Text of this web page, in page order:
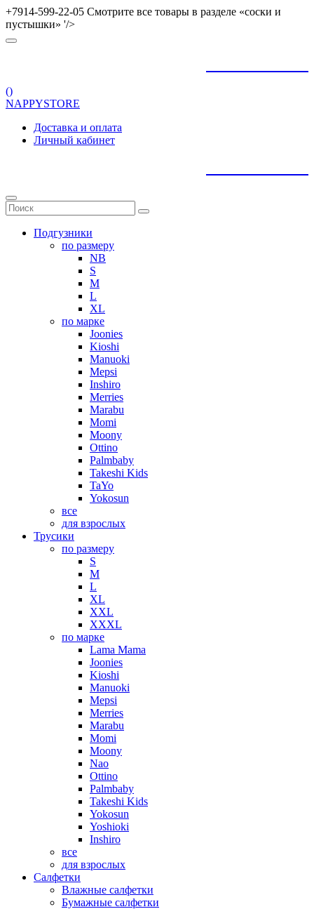
+7914-599-22-05 Смотрите все товары в разделе «соски и
пустышки» '/>
()
NAPPYSTORE
Доставка и оплата
Личный кабинет
Подгузники
по размеру
NB
S
M
L
XL
по марке
Joonies
Kioshi
Manuoki
Mepsi
Inshiro
Merries
Marabu
Momi
Moony
Ottino
Palmbaby
Takeshi Kids
TaYo
Yokosun
все
для взрослых
Трусики
по размеру
S
M
L
XL
XXL
XXXL
по марке
Lama Mama
Joonies
Kioshi
Manuoki
Mepsi
Merries
Marabu
Momi
Moony
Nao
Ottino
Palmbaby
Takeshi Kids
Yokosun
Yoshioki
Inshiro
все
для взрослых
Салфетки
Влажные салфетки
Бумажные салфетки